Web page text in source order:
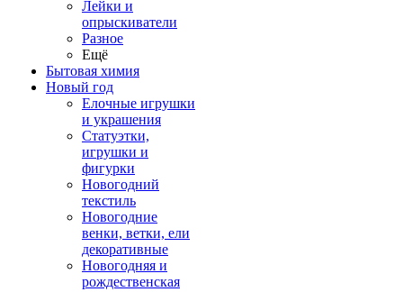
Лейки и
опрыскиватели
Разное
Ещё
Бытовая химия
Новый год
Елочные игрушки
и украшения
Статуэтки,
игрушки и
фигурки
Новогодний
текстиль
Новогодние
венки, ветки, ели
декоративные
Новогодняя и
рождественская